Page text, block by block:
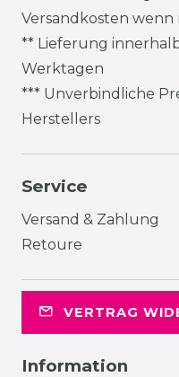
Versandkosten wenn
** Lieferung
Werktagen
*** Unverbindliche
Herstellers
Service
Versand & Zahlung
Retoure
VERTRAG
Information